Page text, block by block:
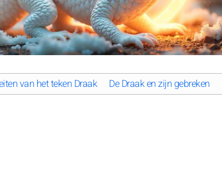
van het teken Draak De Draak en zijn gebreken